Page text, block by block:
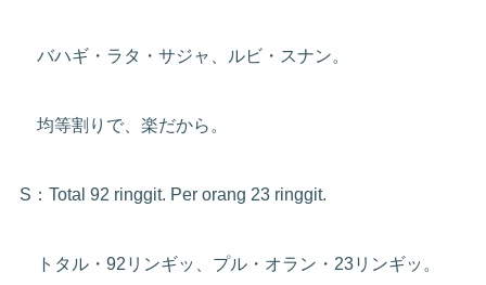
バハギ・ラタ・サジャ、ルビ・スナン。
均等割りで、楽だから。
S：Total 92 ringgit. Per orang 23 ringgit.
トタル・92リンギッ、プル・オラン・23リンギッ。